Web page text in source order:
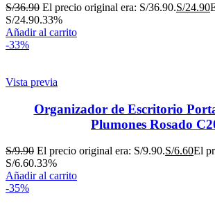
S/36.90 El precio original era: S/36.90.S/24.90
S/24.90.33%
Añadir al carrito
-33%
Vista previa
Organizador de Escritorio
Plumones Rosado
S/9.90 El precio original era: S/9.90.S/6.60El
S/6.60.33%
Añadir al carrito
-35%